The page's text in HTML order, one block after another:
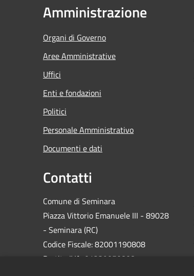
Amministrazione
Organi di Governo
Aree Amministrative
Uffici
Enti e fondazioni
Politici
Personale Amministrativo
Documenti e dati
Contatti
Comune di Seminara
Piazza Vittorio Emanuele III - 89028
- Seminara (RC)
Codice Fiscale: 82001190808
Partita IVA: 01239050808